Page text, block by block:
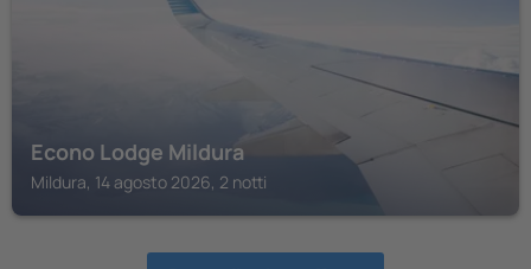
Econo Lodge Mildura
Mildura, 14 agosto 2026, 2 notti